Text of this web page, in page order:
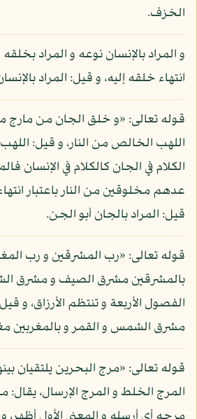
الخزف.
و المراد بالإنسان نوعه و المراد
انتهاء خلقه إليه، و قيل: المراد
قوله تعالى: «و خلق الجان من مارج
اللهب الخالص من النار، و قيل:
الكلام في الجان كالكلام في الإنسان
عدهم مخلوقين من النار باعتبار
قيل: المراد بالجان أبو الجن.
قوله تعالى: «رب المشرقين و رب
بالمشرقين مشرق الصيف و مشرق
الفصول الأربعة و تنتظم الأرزاق، و
مشرق الشمس و القمر و بالمغربين
قوله تعالى: «مرج البحرين يلتقيان
المرج الخلط و المرج الإرسال،